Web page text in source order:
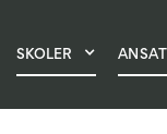
SKOLER
VELGE OSS